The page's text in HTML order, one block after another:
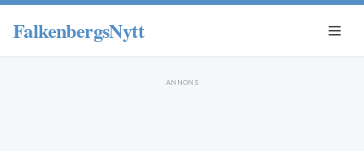
FalkenbergsNytt
ANNONS